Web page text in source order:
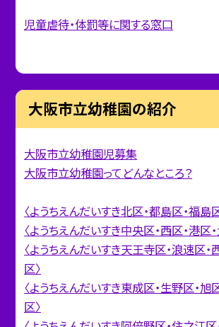
児童虐待・体罰等に関する窓口
大阪市立幼稚園の紹介
大阪市立幼稚園児募集
大阪市立幼稚園ってどんなところ？
〈ようちえんだいすき北区・都島区・福島
〈ようちえんだいすき中央区・西区・港区
〈ようちえんだいすき天王寺区・浪速区・
区〉
〈ようちえんだいすき東成区・生野区・旭
区〉